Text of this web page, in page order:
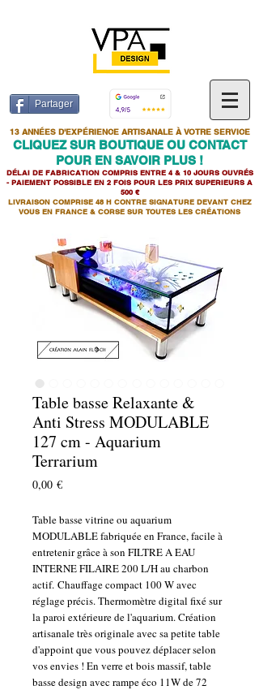
Partager
13 ANNÉES D'EXPÉRIENCE ARTISANALE À VOTRE SERVICE
CLIQUEZ SUR BOUTIQUE OU CONTACT
POUR EN SAVOIR PLUS !
DÉLAI DE FABRICATION COMPRIS ENTRE 4 & 10 JOURS OUVRÉS
- PAIEMENT POSSIBLE EN 2 FOIS POUR LES PRIX SUPERIEURS A
500 €
LIVRAISON COMPRISE 48 H CONTRE SIGNATURE DEVANT CHEZ
VOUS EN FRANCE & CORSE SUR TOUTES LES CRÉATIONS
Table basse Relaxante &
Anti Stress MODULABLE
127 cm - Aquarium
Terrarium
0,00 €Prix
Table basse vitrine ou aquarium
MODULABLE fabriquée en France, facile à
entretenir grâce à son FILTRE A EAU
INTERNE FILAIRE 200 L/H au charbon
actif. Chauffage compact 100 W avec
réglage précis. Thermomètre digital fixé sur
la paroi extérieure de l'aquarium. Création
artisanale très originale avec sa petite table
d'appoint que vous pouvez déplacer selon
vos envies ! En verre et bois massif, table
basse design avec rampe éco 11W de 72